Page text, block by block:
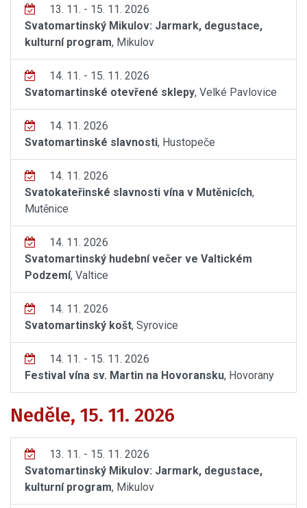
13. 11. - 15. 11. 2026
Svatomartinský Mikulov: Jarmark, degustace,
kulturní program, Mikulov
14. 11. - 15. 11. 2026
Svatomartinské otevřené sklepy, Velké Pavlovice
14. 11. 2026
Svatomartinské slavnosti, Hustopeče
14. 11. 2026
Svatokateřinské slavnosti vína v Mutěnicích,
Mutěnice
14. 11. 2026
Svatomartinský hudební večer ve Valtickém
Podzemí, Valtice
14. 11. 2026
Svatomartinský košt, Syrovice
14. 11. - 15. 11. 2026
Festival vína sv. Martin na Hovoransku, Hovorany
Neděle, 15. 11. 2026
13. 11. - 15. 11. 2026
Svatomartinský Mikulov: Jarmark, degustace,
kulturní program, Mikulov